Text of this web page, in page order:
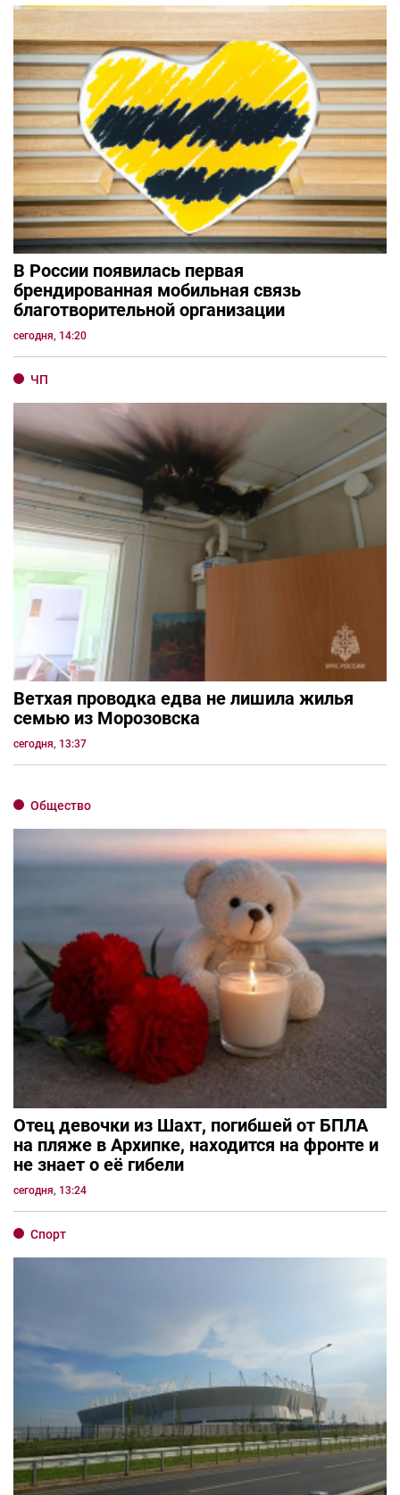
В России появилась первая
брендированная мобильная связь
благотворительной организации
сегодня, 14:20
ЧП
Ветхая проводка едва не лишила жилья
семью из Морозовска
сегодня, 13:37
Общество
Отец девочки из Шахт, погибшей от БПЛА
на пляже в Архипке, находится на фронте и
не знает о её гибели
сегодня, 13:24
Спорт